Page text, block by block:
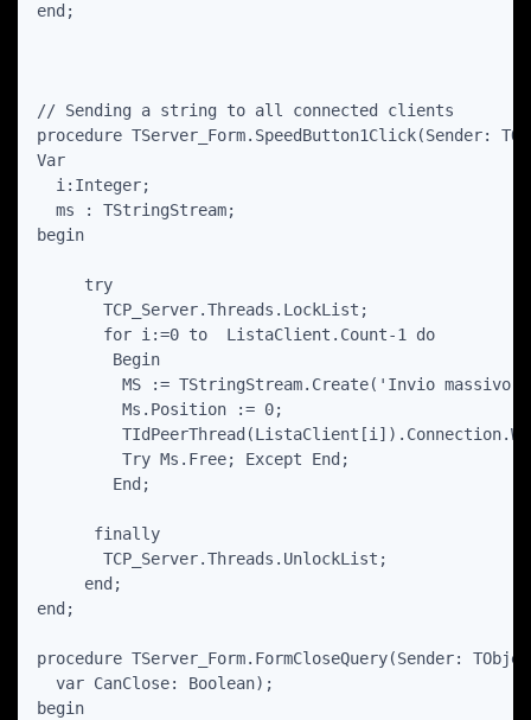
end;
// Sending a string to all connected clients
procedure TServer_Form.SpeedButton1Click(Sender:
Var
  i:Integer;
  ms : TStringStream;
begin
     try
       TCP_Server.Threads.LockList;
       for i:=0 to  ListaClient.Count-1 do
        Begin
MS := TStringStream.Create('Invio massivo
         Ms.Position := 0;
         Try Ms.Free; Except End;
        End;
      finally
       TCP_Server.Threads.UnlockList;
     end;
end;
procedure TServer_Form.FormCloseQuery(Sender:
  var CanClose: Boolean);
begin